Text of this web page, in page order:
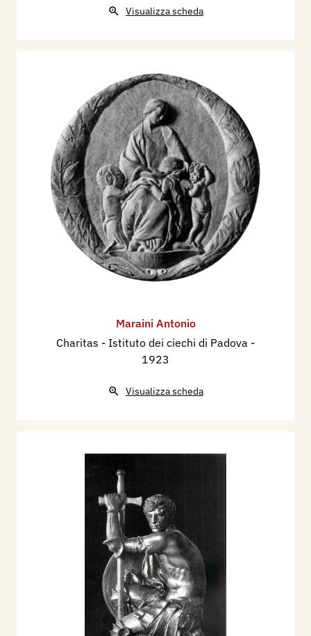
Visualizza scheda
Maraini Antonio
Charitas - Istituto dei ciechi di Padova -
1923
Visualizza scheda